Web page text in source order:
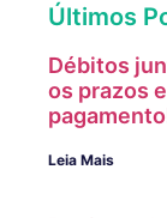
Últimos
Débitos
os prazos
Leia Mais